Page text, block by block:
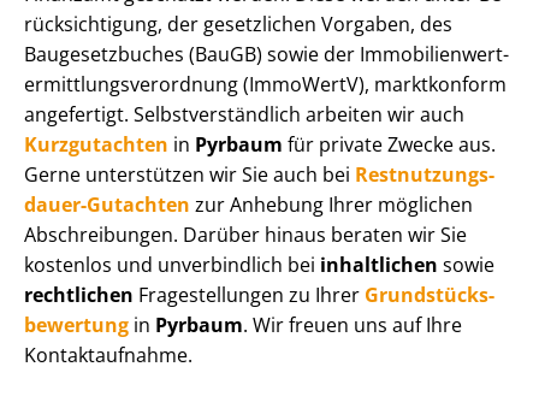
rück­sich­ti­gung, der gesetzlichen Vorgaben, des
Baugesetzbuches (BauGB) sowie der Im­mo­bi­li­en­wert­
ermitt­lungs­ver­ord­nung (ImmoWertV), marktkonform
angefertigt. Selbst­ver­ständ­lich arbeiten wir auch
Kurzgutachten in Pyrbaum für private Zwecke aus.
Gerne unterstützen wir Sie auch bei Rest­nut­zungs­
dau­er-Gutachten zur Anhebung Ihrer möglichen
Abschreibungen. Darüber hinaus beraten wir Sie
kostenlos und unverbindlich bei inhaltlichen sowie
rechtlichen Fragestellungen zu Ihrer Grund­stücks­
be­wer­tung in Pyrbaum. Wir freuen uns auf Ihre
Kontaktaufnahme.